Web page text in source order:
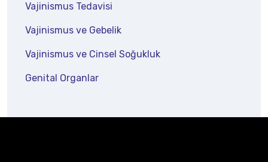
Vajinismus Tedavisi
Vajinismus ve Gebelik
Vajinismus ve Cinsel Soğukluk
Genital Organlar